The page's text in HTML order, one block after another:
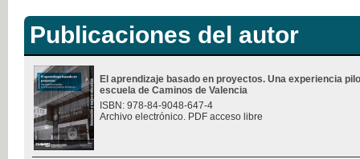
Publicaciones del autor
El aprendizaje basado en proyectos. Una experiencia
escuela de Caminos de Valencia
ISBN: 978-84-9048-647-4
Archivo electrónico. PDF acceso libre